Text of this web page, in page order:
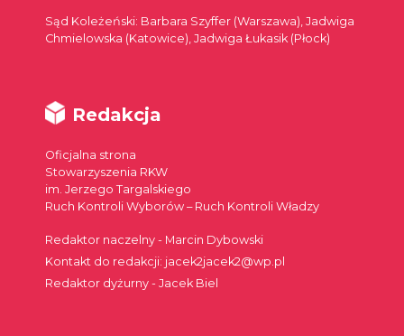
Sąd Koleżeński: Barbara Szyffer (Warszawa), Jadwiga
Chmielowska (Katowice), Jadwiga Łukasik (Płock)
Redakcja
Oficjalna strona
Stowarzyszenia RKW
im. Jerzego Targalskiego
Ruch Kontroli Wyborów – Ruch Kontroli Władzy
Redaktor naczelny - Marcin Dybowski
Kontakt do redakcji: jacek2jacek2@wp.pl
Redaktor dyżurny - Jacek Biel